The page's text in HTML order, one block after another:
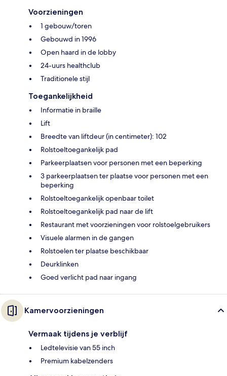
Voorzieningen
1 gebouw/toren
Gebouwd in 1996
Open haard in de lobby
24-uurs healthclub
Traditionele stijl
Toegankelijkheid
Informatie in braille
Lift
Breedte van liftdeur (in centimeter): 102
Rolstoeltoegankelijk pad
Parkeerplaatsen voor personen met een beperking
3 parkeerplaatsen ter plaatse voor personen met een
beperking
Rolstoeltoegankelijk openbaar toilet
Rolstoeltoegankelijk pad naar de lift
Restaurant met voorzieningen voor rolstoelgebruikers
Visuele alarmen in de gangen
Rolstoelen ter plaatse beschikbaar
Deurklinken
Goed verlicht pad naar ingang
Kamervoorzieningen
Vermaak tijdens je verblijf
Ledtelevisie van 55 inch
Premium kabelzenders